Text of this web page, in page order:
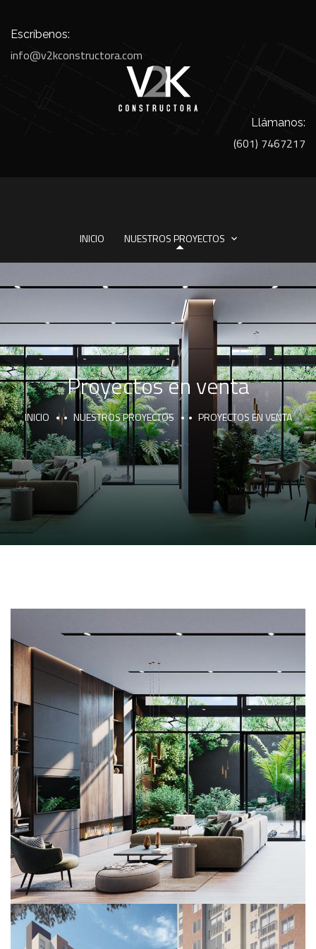
Escríbenos:
info@v2kconstructora.com
Llámanos:
(601) 7467217
INICIO NUESTROS PROYECTOS
Proyectos en venta
INICIO NUESTROS PROYECTOS PROYECTOS EN VENTA
Terra 93
PROYECTOS EN VENTA